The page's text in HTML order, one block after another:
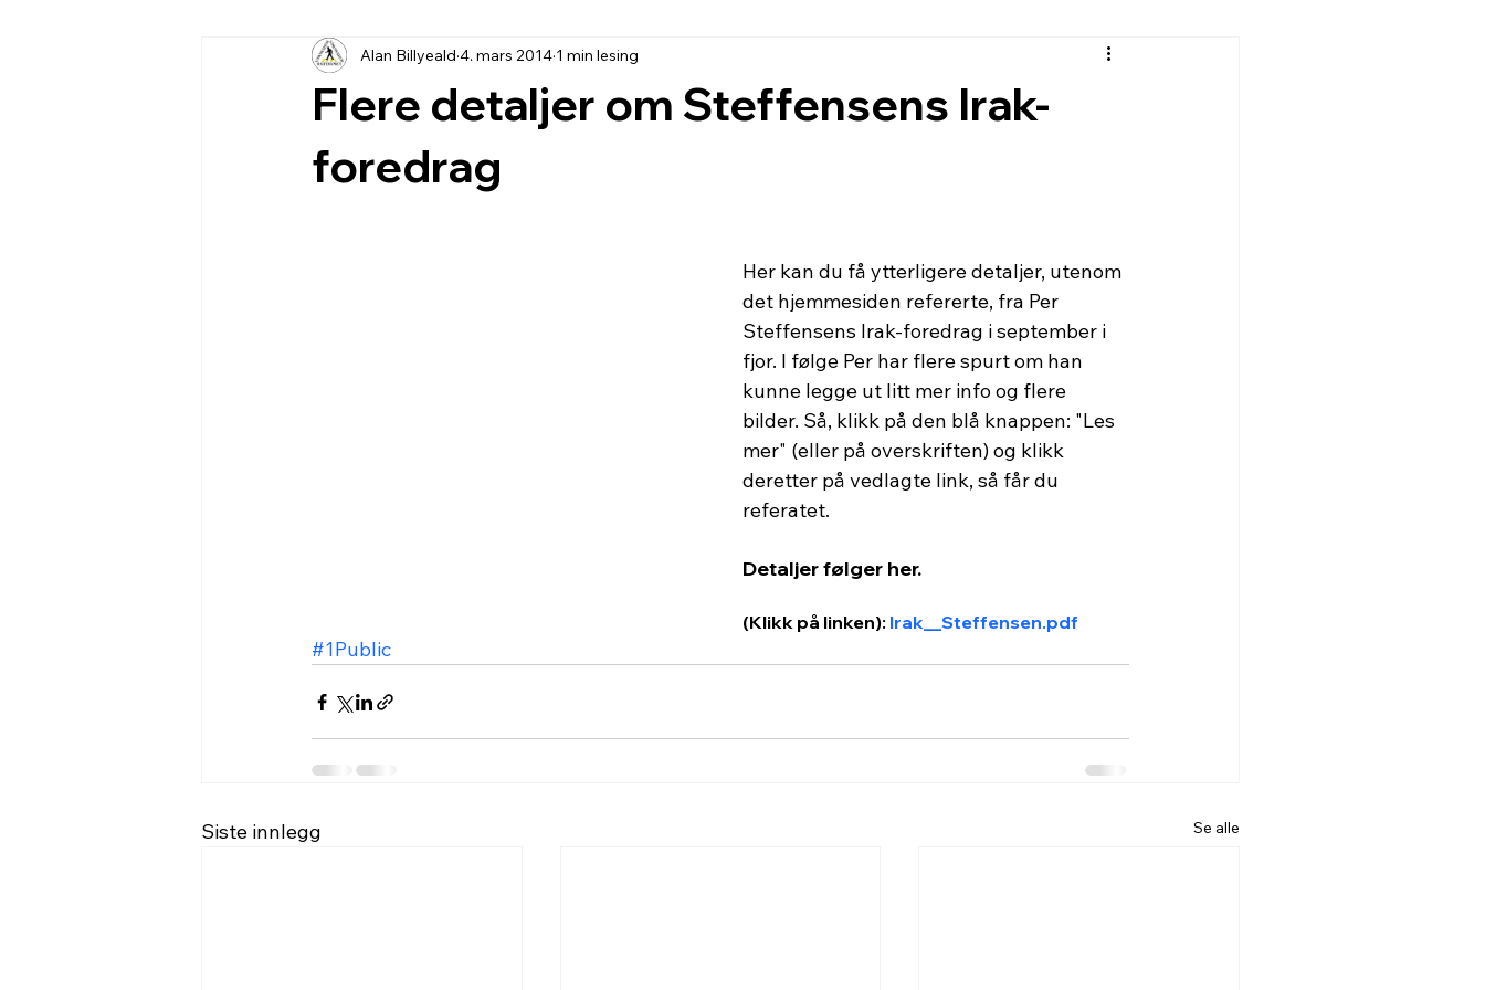
Flere detaljer om Steffensens Irak-
foredrag
Alan Billyeald 4. mars 2014 1 min lesing
Her kan du få ytterligere detaljer, utenom
det hjemmesiden refererte, fra Per
Steffensens Irak-foredrag i september i
fjor. I følge Per har flere spurt om han
kunne legge ut litt mer info og flere
bilder. Så, klikk på den blå knappen: "Les
mer" (eller på overskriften) og klikk
deretter på vedlagte link, så får du
referatet.
Detaljer følger her.
(Klikk på linken): Irak__Steffensen.pdf
#1Public
Siste innlegg Se alle